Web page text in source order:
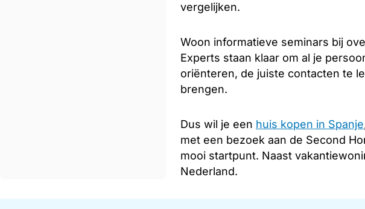
vergelijken.
Woon informatieve seminars bij
Experts staan klaar om al je
oriënteren, de juiste contacten te
brengen.
Dus wil je een huis kopen in Spanje
met een bezoek aan de Second
mooi startpunt. Naast
Nederland.